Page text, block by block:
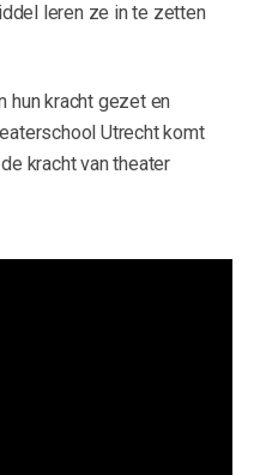
leren ze in te zetten
hun kracht gezet en
Utrecht komt
kracht van theater